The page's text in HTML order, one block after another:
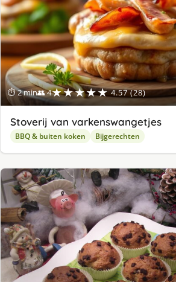
⏱ 2 min👥 4★★★★★ 4.57 (28)
Stoverij van varkenswangetjes
BBQ & buiten koken Bijgerechten